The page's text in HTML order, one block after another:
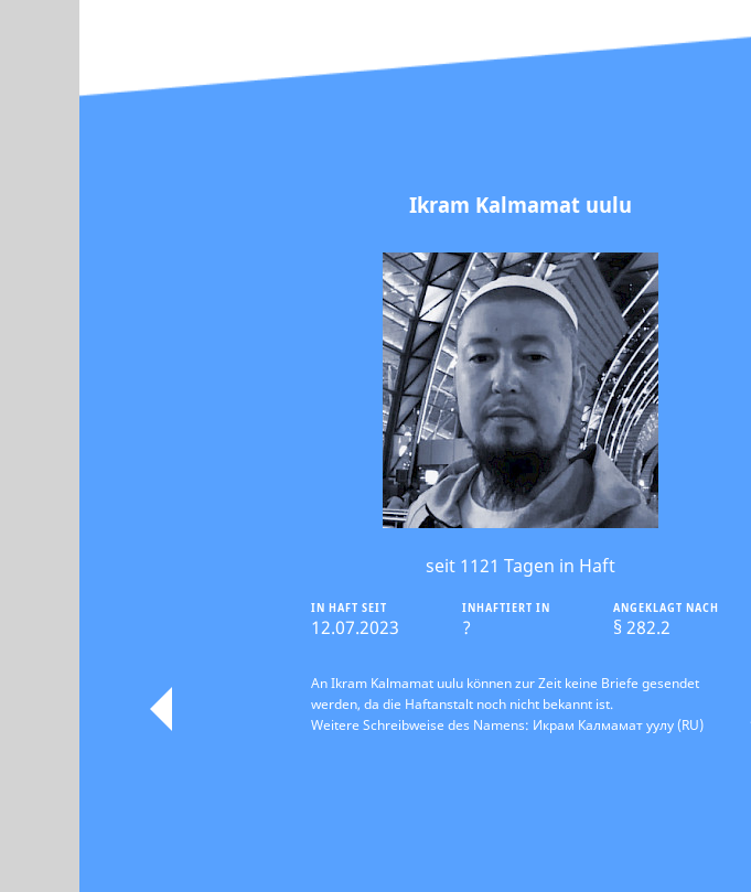
Ikram Kalmamat uulu
seit 1121 Tagen in Haft
IN HAFT SEIT
12.07.2023
INHAFTIERT IN
?
ANGEKLAGT NACH
§ 282.2
An Ikram Kalmamat uulu können zur Zeit keine Briefe gesendet
werden, da die Haftanstalt noch nicht bekannt ist.
Weitere Schreibweise des Namens: Икрам Калмамат уулу (RU)